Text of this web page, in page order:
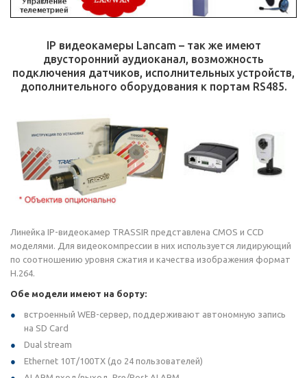
IP видеокамеры Lancam – так же имеют
двусторонний аудиоканал, возможность
подключения датчиков, исполнительных устройств,
дополнительного оборудования к портам RS485.
Линейка IP-видеокамер TRASSIR представлена СМОS и ССD
моделями. Для видеокомпрессии в них используется лидирующий
по соотношению уровня сжатия и качества изображения формат
H.264.
Обе модели имеют на борту:
встроенный WEB-сервер, поддерживают автономную запись
на SD Card
Dual stream
Ethernet 10Т/100TX (до 24 пользователей)